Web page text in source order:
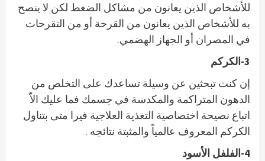
للأشخاص الذين يعانون من مشاكل الضغط لكن لا ينصح
به للأشخاص الذين يعانون من القرحة أو من التقرحات
في المصران أو الجهاز الهضمي.
3-الكركم
إن كنت تبحثين عن وسيلة تساعدك على التخلص من
الدهون المتراكمة والمكدسة في جسمك فما عليك الاّ
اتباع نصيحة اختصاصية التغذية العلاجية فيرا متى بتناول
الكركم المعروف عالمياً والمثبتة نتائجه .
4-الفلفل الأسود